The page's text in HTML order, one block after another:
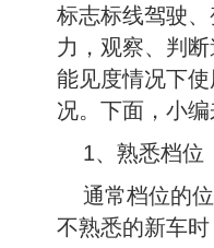
标志标线驾驶
力，观察、判
能见度情况下
况。下面，小
1、熟悉档位
通常档位的
不熟悉的新车